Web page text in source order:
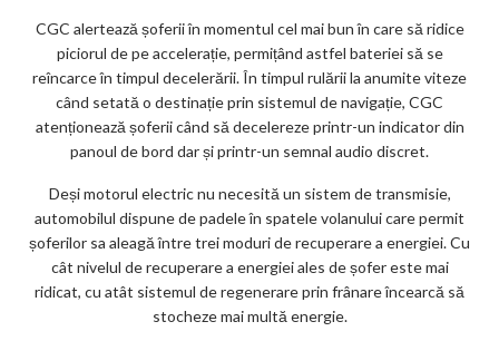
CGC alertează șoferii în momentul cel mai bun în care să ridice
piciorul de pe accelerație, permițând astfel bateriei să se
reîncarce în timpul decelerării. În timpul rulării la anumite viteze
când setată o destinație prin sistemul de navigație, CGC
atenționează șoferii când să decelereze printr-un indicator din
panoul de bord dar și printr-un semnal audio discret.
Deși motorul electric nu necesită un sistem de transmisie,
automobilul dispune de padele în spatele volanului care permit
șoferilor sa aleagă între trei moduri de recuperare a energiei. Cu
cât nivelul de recuperare a energiei ales de șofer este mai
ridicat, cu atât sistemul de regenerare prin frânare încearcă să
stocheze mai multă energie.